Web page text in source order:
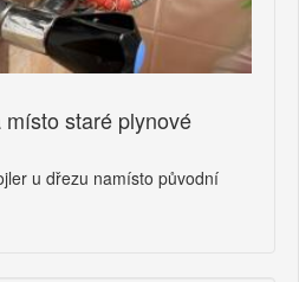
staré plynové
u dřezu namísto původní